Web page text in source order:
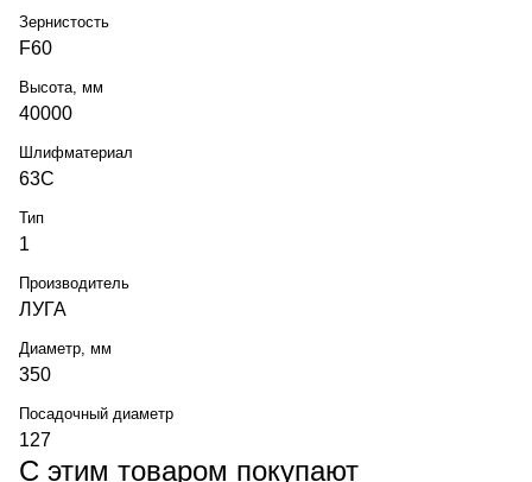
Зернистость
F60
Высота, мм
40000
Шлифматериал
63С
Тип
1
Производитель
ЛУГА
Диаметр, мм
350
Посадочный диаметр
127
С этим товаром покупают